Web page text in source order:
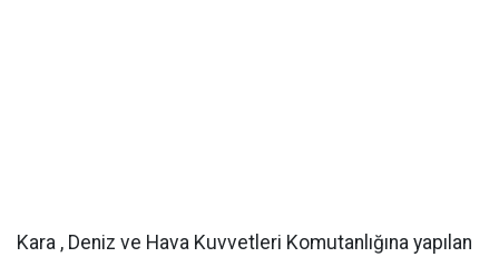
Kara , Deniz ve Hava Kuvvetleri Komutanlığına yapılan